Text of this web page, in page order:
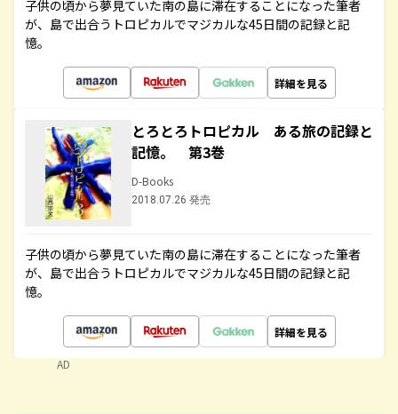
子供の頃から夢見ていた南の島に滞在することになった筆者
が、島で出合うトロピカルでマジカルな45日間の記録と記
憶。
詳細を見る
とろとろトロピカル ある旅の記録と
記憶。 第3巻
D-Books
2018.07.26 発売
子供の頃から夢見ていた南の島に滞在することになった筆者
が、島で出合うトロピカルでマジカルな45日間の記録と記
憶。
詳細を見る
AD